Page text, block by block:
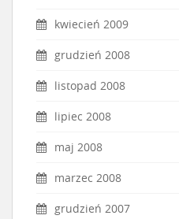
kwiecień 2009
grudzień 2008
listopad 2008
lipiec 2008
maj 2008
marzec 2008
grudzień 2007